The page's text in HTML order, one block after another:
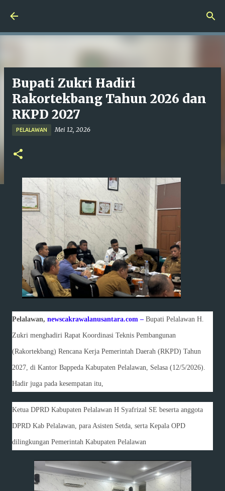
Bupati Zukri Hadiri
Rakortekbang Tahun 2026 dan
RKPD 2027
PELALAWAN Mei 12, 2026
Pelalawan, newscakrawalanusantara.com – Bupati Pelalawan H.
Zukri menghadiri Rapat Koordinasi Teknis Pembangunan
(Rakortekbang) Rencana Kerja Pemerintah Daerah (RKPD) Tahun
2027, di Kantor Bappeda Kabupaten Pelalawan, Selasa (12/5/2026).
Hadir juga pada kesempatan itu,
Ketua DPRD Kabupaten Pelalawan H Syafrizal SE beserta anggota
DPRD Kab Pelalawan, para Asisten Setda, serta Kepala OPD
dilingkungan Pemerintah Kabupaten Pelalawan